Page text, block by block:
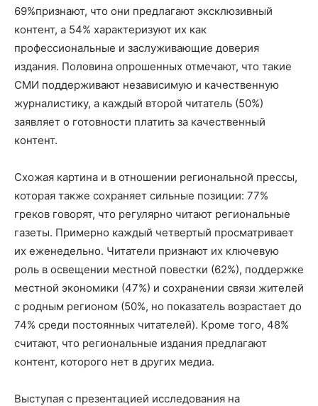
69%признают, что они предлагают эксклюзивный
контент, а 54% характеризуют их как
профессиональные и заслуживающие доверия
издания. Половина опрошенных отмечают, что такие
СМИ поддерживают независимую и качественную
журналистику, а каждый второй читатель (50%)
заявляет о готовности платить за качественный
контент.
Схожая картина и в отношении региональной прессы,
которая также сохраняет сильные позиции: 77%
греков говорят, что регулярно читают региональные
газеты. Примерно каждый четвертый просматривает
их еженедельно. Читатели признают их ключевую
роль в освещении местной повестки (62%), поддержке
местной экономики (47%) и сохранении связи жителей
с родным регионом (50%, но показатель возрастает до
74% среди постоянных читателей). Кроме того, 48%
считают, что региональные издания предлагают
контент, которого нет в других медиа.
Выступая с презентацией исследования на